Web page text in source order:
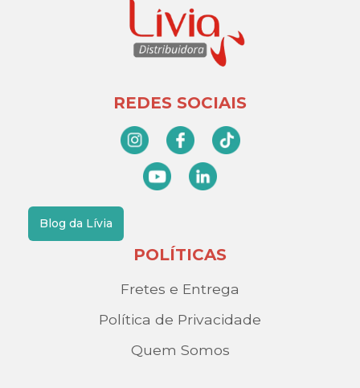
REDES SOCIAIS
Blog da Lívia
POLÍTICAS
Fretes e Entrega
Política de Privacidade
Quem Somos